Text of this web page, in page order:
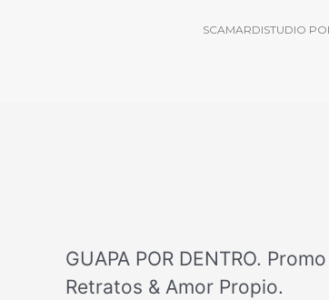
SCAMARDISTUDIO
GUAPA POR DENTRO. Promo
Retratos & Amor Propio.